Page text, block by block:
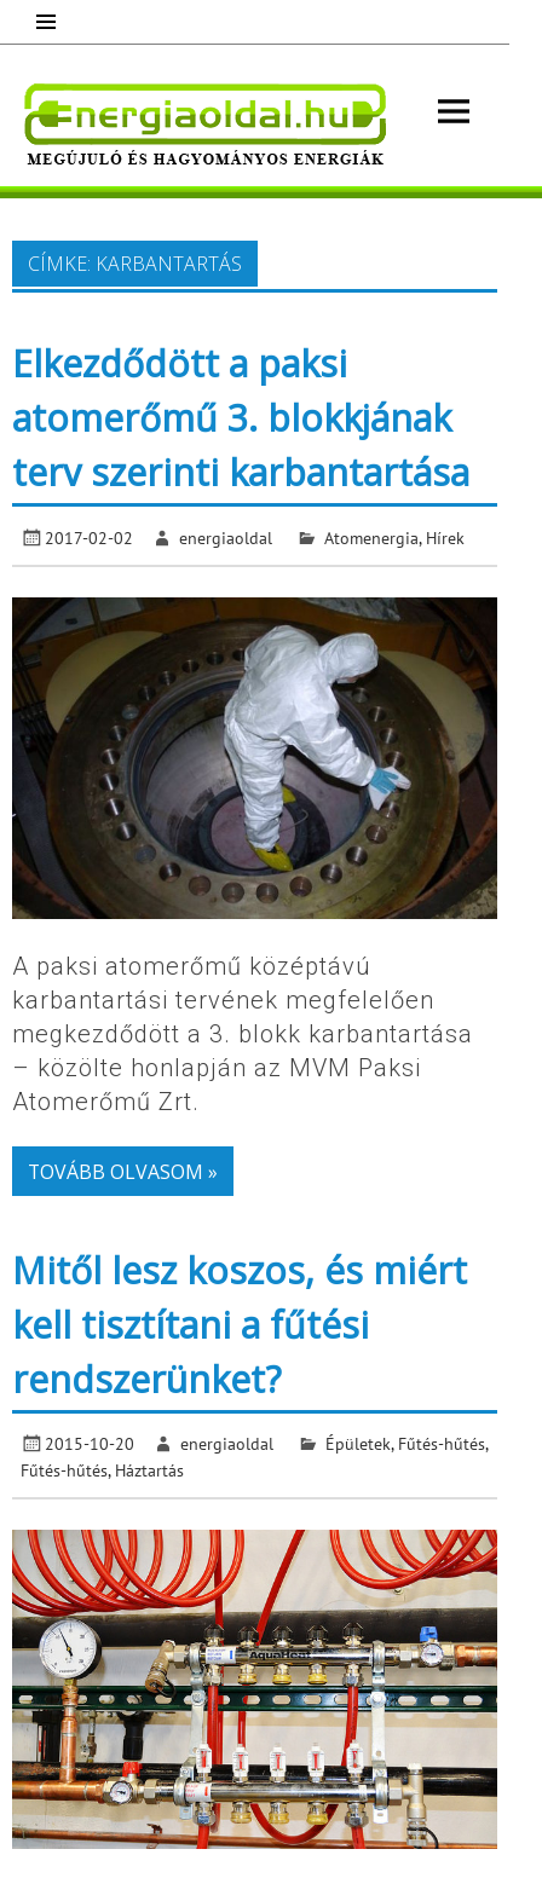
content
Megújuló és hagyományos energiák.
Minden, ami energia!
CÍMKE: KARBANTARTÁS
Elkezdődött a paksi
atomerőmű 3. blokkjának
terv szerinti karbantartása
2017-02-02 energiaoldal Atomenergia, Hírek
A paksi atomerőmű középtávú
karbantartási tervének megfelelően
megkezdődött a 3. blokk karbantartása
– közölte honlapján az MVM Paksi
Atomerőmű Zrt.
TOVÁBB OLVASOM »
Mitől lesz koszos, és miért
kell tisztítani a fűtési
rendszerünket?
2015-10-20 energiaoldal Épületek, Fűtés-hűtés,
Fűtés-hűtés, Háztartás